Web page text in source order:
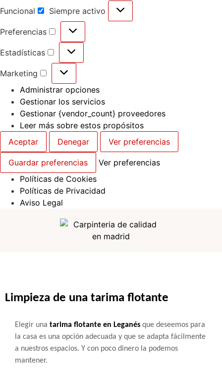
Funcional
Siempre activo
Preferencias
Estadísticas
Marketing
Administrar opciones
Gestionar los servicios
Gestionar {vendor_count} proveedores
Leer más sobre estos propósitos
Aceptar
Denegar Ver preferencias
Guardar preferencias
Ver preferencias
Políticas de Cookies
Políticas de Privacidad
Aviso Legal
Limpieza de una tarima flotante
Elegir una tarima flotante en Leganés que deseemos para
la casa es una opción adecuada y que se adapta fácilmente
a nuestros espacios. Y con poco dinero la podemos
mantener.